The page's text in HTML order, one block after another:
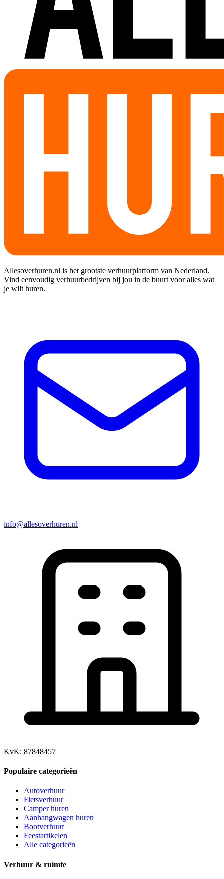
Allesoverhuren.nl is het grootste verhuurplatform van Nederland.
Vind eenvoudig verhuurbedrijven bij jou in de buurt voor alles wat
je wilt huren.
info@allesoverhuren.nl
KvK: 87848457
Populaire categorieën
Autoverhuur
Fietsverhuur
Camper huren
Aanhangwagen huren
Bootverhuur
Feestartikelen
Alle categorieën
Verhuur & ruimte